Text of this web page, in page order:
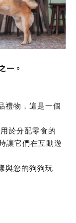
一。
禮物，這是一個
於分配零食的
讓它們在互動遊
與您的狗狗玩